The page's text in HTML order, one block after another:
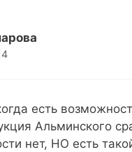
есть
Альминского
нет, НО есть